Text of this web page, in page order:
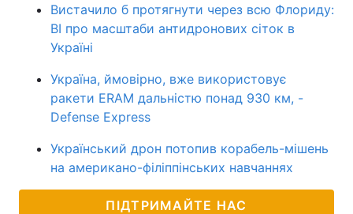
Вистачило б протягнути через всю Флориду:
BI про масштаби антидронових сіток в
Україні
Україна, ймовірно, вже використовує
ракети ERAM дальністю понад 930 км, -
Defense Express
Український дрон потопив корабель-мішень
на американо-філіппінських навчаннях
ПІДТРИМАЙТЕ НАС